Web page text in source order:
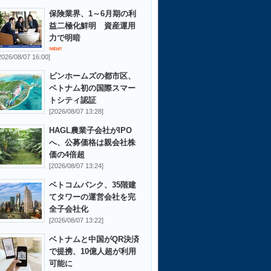
保険業界、1～6月期の利
益二極化鮮明 資産運用
力で明暗
08/07 16:00]
ビンホームズの都市区、
ベトナム初の国際スマー
トシティ認証
[2026/08/07 13:28]
HAGL農業子会社がIPO
へ、公募価格は親会社株
価の4倍超
[2026/08/07 13:24]
ベトコムバンク、35階建
てタワーの運営会社を完
全子会社化
[2026/08/07 13:22]
ベトナムと中国がQR決済
で提携、10億人超が利用
可能に